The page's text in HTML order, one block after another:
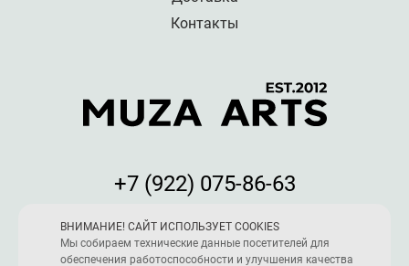
Контакты
+7 (922) 075-86-63
Мы принимаем к оплате:
ВНИМАНИЕ! САЙТ ИСПОЛЬЗУЕТ COOKIES
Мы собираем технические данные посетителей для
обеспечения работоспособности и улучшения качества